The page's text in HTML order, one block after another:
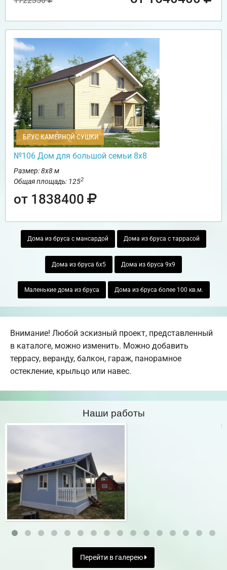
БРУС КАМЕРНОЙ СУШКИ
№106 Дом для большой семьи 8х8
Размер: 8х8 м
Общая площадь: 1252
от 1838400
Дома из бруса с мансардой Дома из бруса с таррасой
Дома из бруса 6х5 Дома из бруса 9х9
Маленькие дома из бруса Дома из бруса более 100 кв.м.
Внимание! Любой эскизный проект, представленный
в каталоге, можно изменить. Можно добавить
террасу, веранду, балкон, гараж, панорамное
остекление, крыльцо или навес.
Наши работы
Перейти в галерею